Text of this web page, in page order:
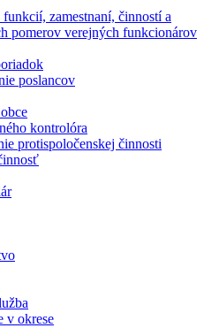
funkcií, zamestnaní, činností a
pomerov verejných funkcionárov
poslancov
kontrolóra
protispoločenskej činnosti
v okrese